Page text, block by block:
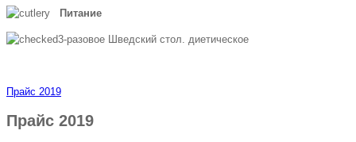
Питание
3-разовое Шведский стол. диетическое
Прайс 2019
Прайс 2019